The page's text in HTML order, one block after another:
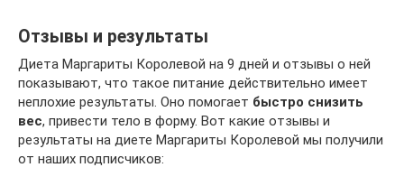
Отзывы и результаты
Диета Маргариты Королевой на 9 дней и отзывы о ней
показывают, что такое питание действительно имеет
неплохие результаты. Оно помогает быстро снизить
вес, привести тело в форму. Вот какие отзывы и
результаты на диете Маргариты Королевой мы получили
от наших подписчиков: